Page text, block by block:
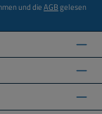
und dieAGBgelesen